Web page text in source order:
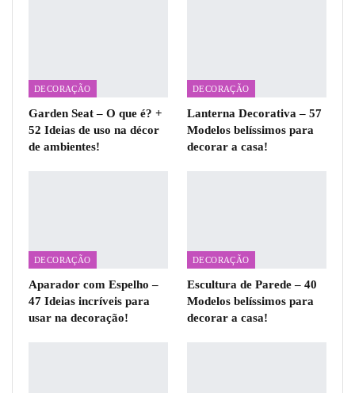
DECORAÇÃO
Garden Seat – O que é? +
52 Ideias de uso na décor
de ambientes!
DECORAÇÃO
Lanterna Decorativa – 57
Modelos belíssimos para
decorar a casa!
DECORAÇÃO
Aparador com Espelho –
47 Ideias incríveis para
usar na decoração!
DECORAÇÃO
Escultura de Parede – 40
Modelos belíssimos para
decorar a casa!